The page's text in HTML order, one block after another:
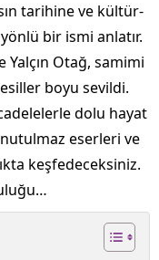
tarihine ve kültür-
bir ismi anlatır.
Otağ, samimi
boyu sevildi.
dolu hayat
eserleri ve
keşfedeceksiniz.